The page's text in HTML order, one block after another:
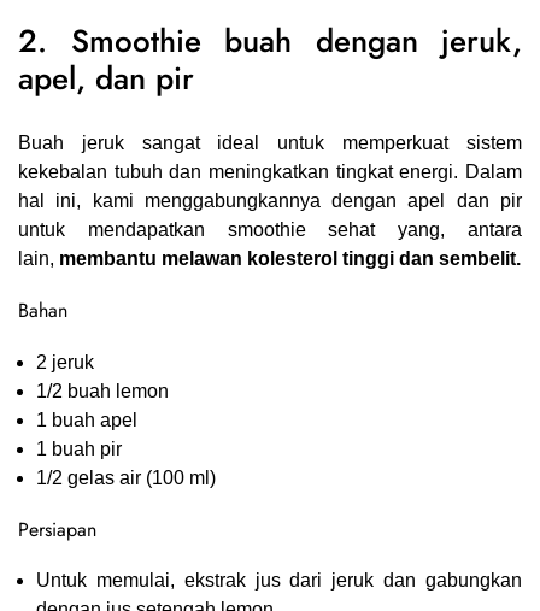
2. Smoothie buah dengan jeruk,
apel, dan pir
Buah jeruk sangat ideal untuk memperkuat sistem
kekebalan tubuh dan meningkatkan tingkat energi. Dalam
hal ini, kami menggabungkannya dengan apel dan pir
untuk mendapatkan smoothie sehat yang, antara
lain, membantu melawan kolesterol tinggi dan sembelit.
Bahan
2 jeruk
1/2 buah lemon
1 buah apel
1 buah pir
1/2 gelas air (100 ml)
Persiapan
Untuk memulai, ekstrak jus dari jeruk dan gabungkan